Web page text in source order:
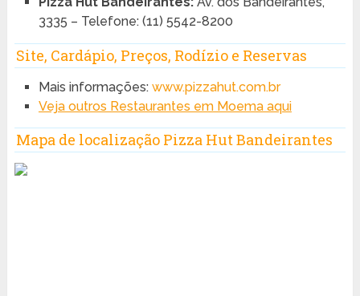
3335 – Telefone: (11) 5542-8200
Site, Cardápio, Preços, Rodízio e Reservas
Mais informações: www.pizzahut.com.br
Veja outros Restaurantes em Moema aqui
Mapa de localização Pizza Hut Bandeirantes